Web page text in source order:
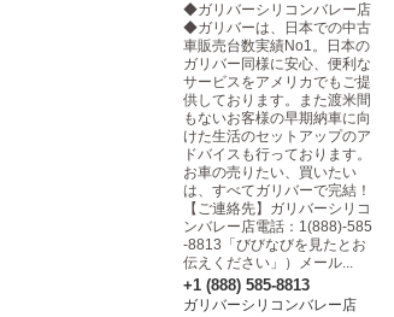
◆ガリバーシリコンバレー店
◆ガリバーは、日本での中古
車販売台数実績No1。日本の
ガリバー同様に安心、便利な
サービスをアメリカでもご提
供しております。また渡米間
もないお客様の早期納車に向
けた生活のセットアップのア
ドバイスも行っております。
お車の売りたい、買いたい
は、すべてガリバーで完結！
【ご連絡先】ガリバーシリコ
ンバレー店電話：1(888)-585
-8813「びびなびを見たとお
伝えください」）メール...
+1 (888) 585-8813
ガリバーシリコンバレー店